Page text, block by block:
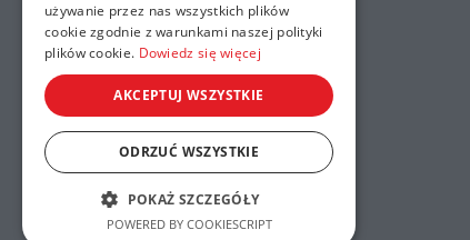
używanie przez nas wszystkich plików
cookie zgodnie z warunkami naszej polityki
plików cookie. Dowiedz się więcej
AKCEPTUJ WSZYSTKIE
ODRZUĆ WSZYSTKIE
POKAŻ SZCZEGÓŁY
POWERED BY COOKIESCRIPT